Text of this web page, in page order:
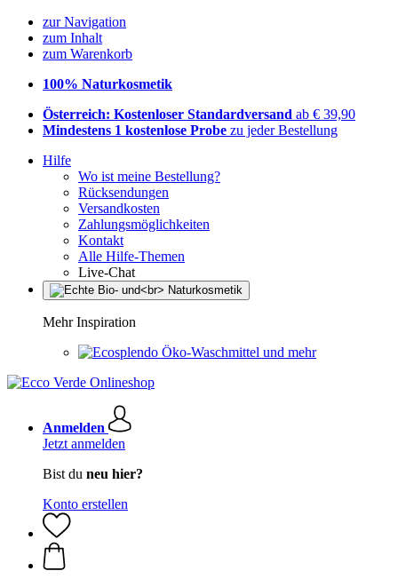
zur Navigation
zum Inhalt
zum Warenkorb
100% Naturkosmetik
Österreich: Kostenloser Standardversand ab € 39,90
Mindestens 1 kostenlose Probe zu jeder Bestellung
Hilfe
Wo ist meine Bestellung?
Rücksendungen
Versandkosten
Zahlungsmöglichkeiten
Kontakt
Alle Hilfe-Themen
Live-Chat
Mehr Inspiration
Öko-Waschmittel und mehr
Anmelden
Jetzt anmelden
Bist du neu hier?
Konto erstellen